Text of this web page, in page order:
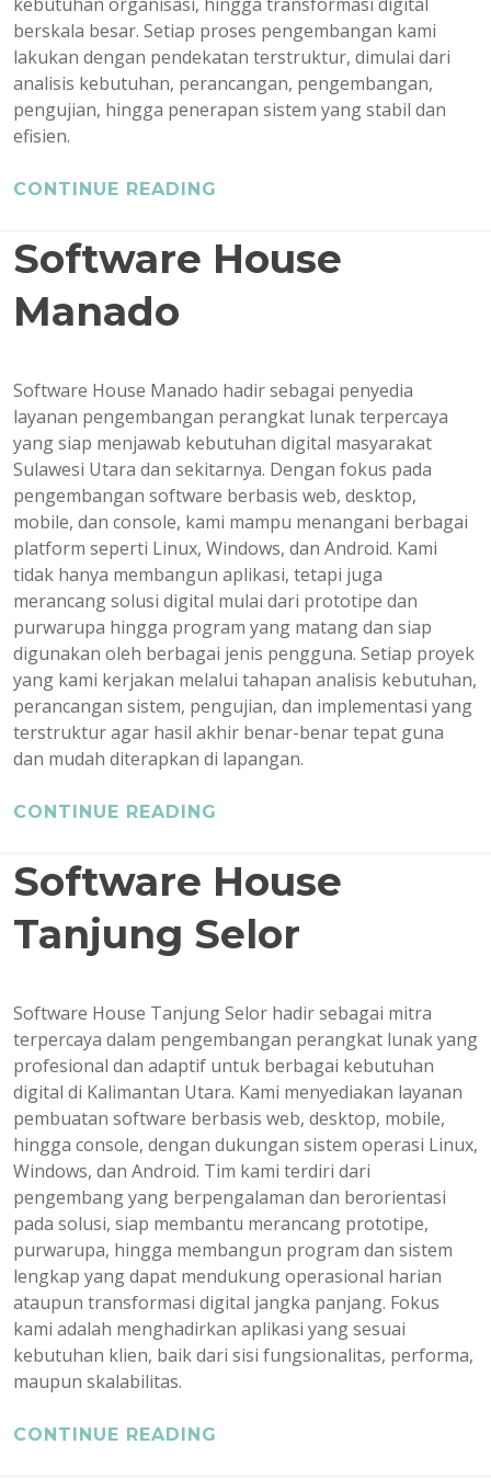
kebutuhan organisasi, hingga transformasi digital
berskala besar. Setiap proses pengembangan kami
lakukan dengan pendekatan terstruktur, dimulai dari
analisis kebutuhan, perancangan, pengembangan,
pengujian, hingga penerapan sistem yang stabil dan
efisien.
CONTINUE READING
Software House
Manado
Software House Manado hadir sebagai penyedia
layanan pengembangan perangkat lunak terpercaya
yang siap menjawab kebutuhan digital masyarakat
Sulawesi Utara dan sekitarnya. Dengan fokus pada
pengembangan software berbasis web, desktop,
mobile, dan console, kami mampu menangani berbagai
platform seperti Linux, Windows, dan Android. Kami
tidak hanya membangun aplikasi, tetapi juga
merancang solusi digital mulai dari prototipe dan
purwarupa hingga program yang matang dan siap
digunakan oleh berbagai jenis pengguna. Setiap proyek
yang kami kerjakan melalui tahapan analisis kebutuhan,
perancangan sistem, pengujian, dan implementasi yang
terstruktur agar hasil akhir benar-benar tepat guna
dan mudah diterapkan di lapangan.
CONTINUE READING
Software House
Tanjung Selor
Software House Tanjung Selor hadir sebagai mitra
terpercaya dalam pengembangan perangkat lunak yang
profesional dan adaptif untuk berbagai kebutuhan
digital di Kalimantan Utara. Kami menyediakan layanan
pembuatan software berbasis web, desktop, mobile,
hingga console, dengan dukungan sistem operasi Linux,
Windows, dan Android. Tim kami terdiri dari
pengembang yang berpengalaman dan berorientasi
pada solusi, siap membantu merancang prototipe,
purwarupa, hingga membangun program dan sistem
lengkap yang dapat mendukung operasional harian
ataupun transformasi digital jangka panjang. Fokus
kami adalah menghadirkan aplikasi yang sesuai
kebutuhan klien, baik dari sisi fungsionalitas, performa,
maupun skalabilitas.
CONTINUE READING